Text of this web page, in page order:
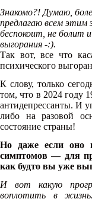
Знакомо?! Думаю,
предлагаю всем этим
беспокоит, не болит
выгорания -:).
Так вот, все что
психического
К слову, только
том, что в 2024 году
антидепрессанты. И
либо на разовой
состояние страны!
Но даже если оно
симптомов — для
как будто вы уже
И вот какую
воплотить в